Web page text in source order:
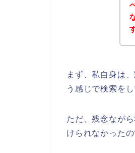
まず、私自身は
う感じで検索を
ただ、残念なが
けられなかったの